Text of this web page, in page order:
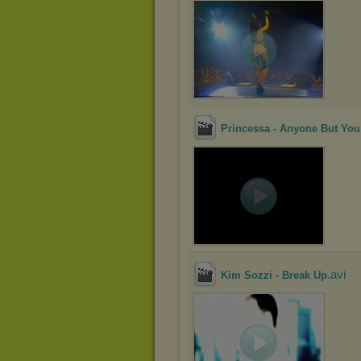
Princessa - Anyone But
Kim Sozzi - Break Up.avi